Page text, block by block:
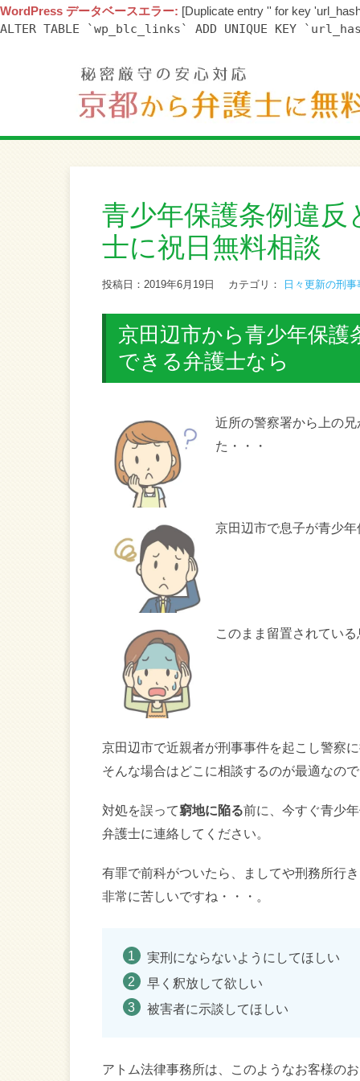
WordPress データベースエラー: [Duplicate entry '' for key
ALTER TABLE `wp_blc_links` ADD UNIQUE KEY
青少年保護条例違
士に祝日無料相談
投稿日：2019年6月19日 カテゴリ： 日々更新の刑
京田辺市から青少年保
できる弁護士なら
近所の警察署から上の
た・・・
京田辺市で息子が青少
このまま留置されてい
京田辺市で近親者が刑事事件を起こし警察
そんな場合はどこに相談するのが最適なの
対処を誤って窮地に陥る前に、今すぐ青少
弁護士に連絡してください。
有罪で前科がついたら、ましてや刑務所行
非常に苦しいですね・・・。
実刑にならないようにしてほしい
早く釈放して欲しい
被害者に示談してほしい
アトム法律事務所は、このようなお客様の